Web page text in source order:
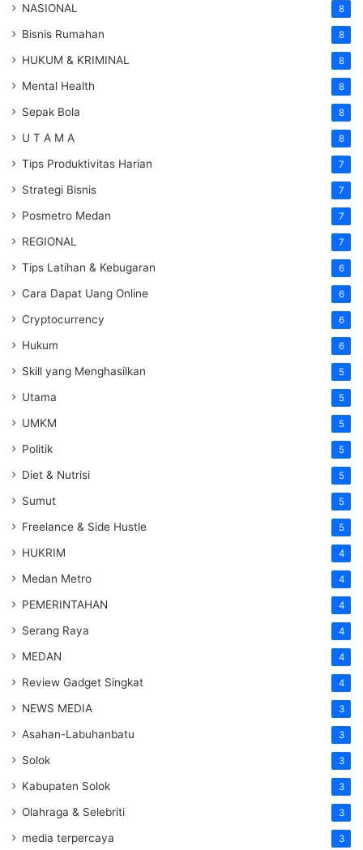
NASIONAL 8
Bisnis Rumahan 8
HUKUM & KRIMINAL 8
Mental Health 8
Sepak Bola 8
U T A M A 8
Tips Produktivitas Harian 7
Strategi Bisnis 7
Posmetro Medan 7
REGIONAL 7
Tips Latihan & Kebugaran 6
Cara Dapat Uang Online 6
Cryptocurrency 6
Hukum 6
Skill yang Menghasilkan 5
Utama 5
UMKM 5
Politik 5
Diet & Nutrisi 5
Sumut 5
Freelance & Side Hustle 5
HUKRIM 4
Medan Metro 4
PEMERINTAHAN 4
Serang Raya 4
MEDAN 4
Review Gadget Singkat 4
NEWS MEDIA 3
Asahan-Labuhanbatu 3
Solok 3
Kabupaten Solok 3
Olahraga & Selebriti 3
media terpercaya 3